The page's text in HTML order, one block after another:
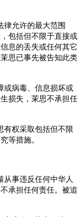
允许的最大范围
包括但不限于直接或
息的丢失或任何其它
思已事先被告知此类
病毒、信息损坏或
损失，茉思不承担任
权采取包括但不限
等措施。
事违反任何中华人
承担任何责任。被追